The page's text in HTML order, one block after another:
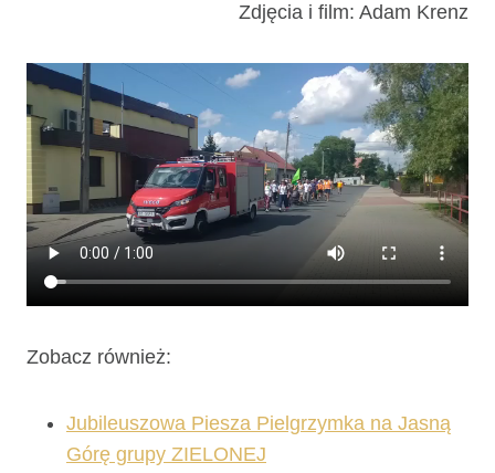
Zdjęcia i film: Adam Krenz
Zobacz również:
Jubileuszowa Piesza Pielgrzymka na Jasną
Górę grupy ZIELONEJ